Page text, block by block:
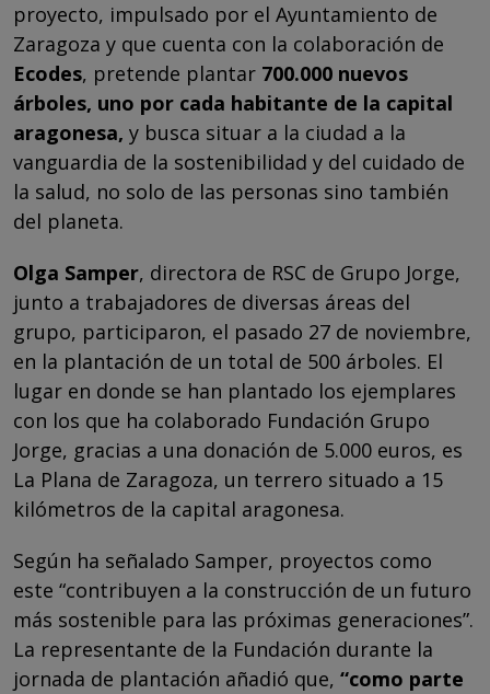
proyecto, impulsado por el Ayuntamiento de
Zaragoza y que cuenta con la colaboración de
Ecodes, pretende plantar 700.000 nuevos
árboles, uno por cada habitante de la capital
aragonesa, y busca situar a la ciudad a la
vanguardia de la sostenibilidad y del cuidado de
la salud, no solo de las personas sino también
del planeta.
Olga Samper, directora de RSC de Grupo Jorge,
junto a trabajadores de diversas áreas del
grupo, participaron, el pasado 27 de noviembre,
en la plantación de un total de 500 árboles. El
lugar en donde se han plantado los ejemplares
con los que ha colaborado Fundación Grupo
Jorge, gracias a una donación de 5.000 euros, es
La Plana de Zaragoza, un terrero situado a 15
kilómetros de la capital aragonesa.
Según ha señalado Samper, proyectos como
este “contribuyen a la construcción de un futuro
más sostenible para las próximas generaciones”.
La representante de la Fundación durante la
jornada de plantación añadió que, “como parte